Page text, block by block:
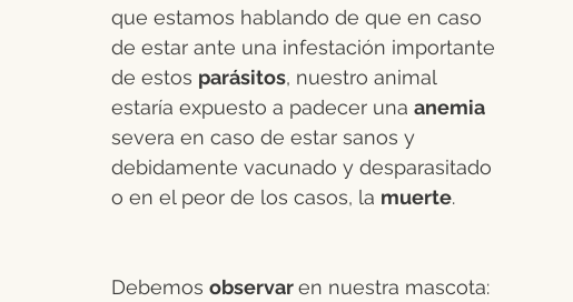
que estamos hablando de que en caso
de estar ante una infestación importante
de estos parásitos, nuestro animal
estaría expuesto a padecer una anemia
severa en caso de estar sanos y
debidamente vacunado y desparasitado
o en el peor de los casos, la muerte.
Debemos observar en nuestra mascota: